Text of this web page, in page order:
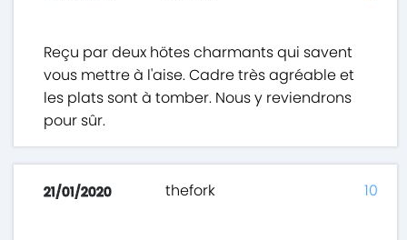
Reçu par deux hötes charmants qui savent
vous mettre à l'aise. Cadre très agréable et
les plats sont à tomber. Nous y reviendrons
pour sûr.
21/01/2020 thefork 10